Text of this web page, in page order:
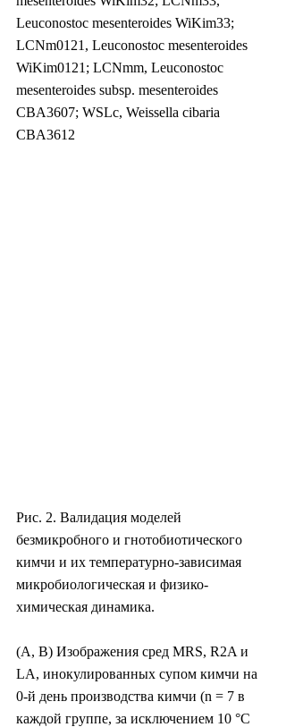
Leuconostoc mesenteroides WiKim33;
LCNm0121, Leuconostoc mesenteroides
WiKim0121; LCNmm, Leuconostoc
mesenteroides subsp. mesenteroides
CBA3607; WSLc, Weissella cibaria
CBA3612
Рис. 2. Валидация моделей
безмикробного и гнотобиотического
кимчи и их температурно-зависимая
микробиологическая и физико-
химическая динамика.
(A, B) Изображения сред MRS, R2A и
LA, инокулированных супом кимчи на
0-й день производства кимчи (n = 7 в
каждой группе, за исключением 10 °C